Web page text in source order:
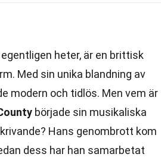
heter, är en brittisk
Med sin unika blandning av
modern och tidlös. Men vem är
började sin musikaliska
Hans genombrott kom
dess har han samarbetat